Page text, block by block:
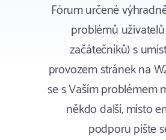
Fórum určené
problémů
začátečníků) s
provozem stránek na
se s Vaším problémem
někdo další, místo
podporu pište